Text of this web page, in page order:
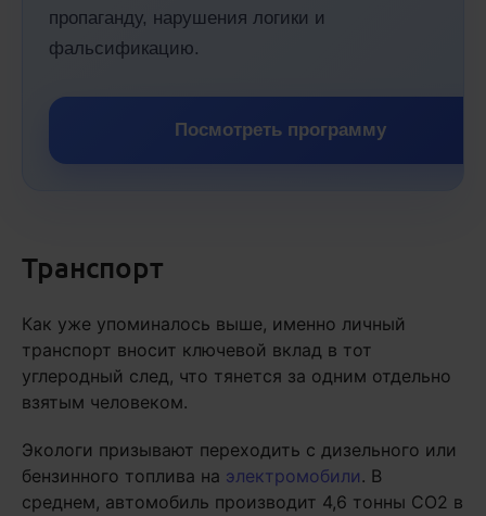
пропаганду, нарушения логики и
фальсификацию.
Посмотреть программу
Транспорт
Как уже упоминалось выше, именно личный
транспорт вносит ключевой вклад в тот
углеродный след, что тянется за одним отдельно
взятым человеком.
Экологи призывают переходить с дизельного или
бензинного топлива на электромобили. В
среднем, автомобиль производит 4,6 тонны CO2 в